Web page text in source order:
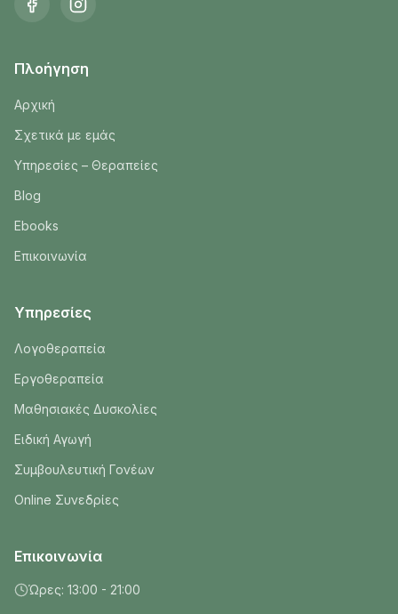
Πλοήγηση
Αρχική
Σχετικά με εμάς
Υπηρεσίες – Θεραπείες
Blog
Ebooks
Επικοινωνία
Υπηρεσίες
Λογοθεραπεία
Εργοθεραπεία
Μαθησιακές Δυσκολίες
Ειδική Αγωγή
Συμβουλευτική Γονέων
Online Συνεδρίες
Επικοινωνία
Ώρες: 13:00 - 21:00